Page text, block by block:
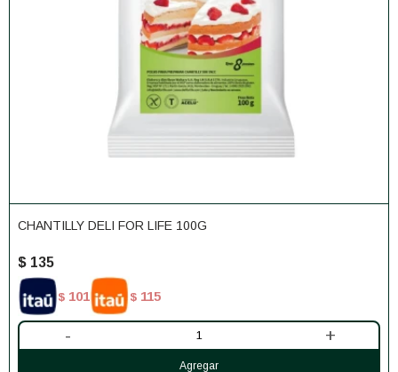
CHANTILLY DELI FOR LIFE 100G
$ 135
$ 101 $ 115
- +